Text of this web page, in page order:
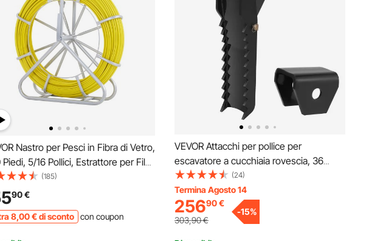
Nastro per Pesci in Fibra di Vetro,
5/16 Pollici, Estrattore per Filo
per Canne da Condotto, Asta
con Supporto per Mulinello in
3 Teste di Trazione
(185)
90€
8,00€di sconto con coupon
VEVOR Attacchi per pollice per
escavatore a cucchiaia rovescia, 36
pollici Saldatura estrema regolabile su
morsetto per zappa a pollice per
escavatore a cucchiaia rovescia Denti
(24)
Termina Agosto 14
25690€
303,90€
-15%